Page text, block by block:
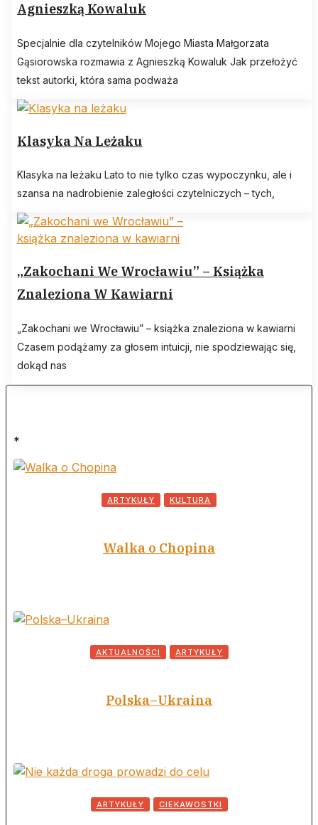
Agnieszką Kowaluk
Specjalnie dla czytelników Mojego Miasta Małgorzata
Gąsiorowska rozmawia z Agnieszką Kowaluk Jak przełożyć
tekst autorki, która sama podważa
Klasyka Na Leżaku
Klasyka na leżaku Lato to nie tylko czas wypoczynku, ale i
szansa na nadrobienie zaległości czytelniczych – tych,
„Zakochani We Wrocławiu” – Książka
Znaleziona W Kawiarni
„Zakochani we Wrocławiu” – książka znaleziona w kawiarni
Czasem podążamy za głosem intuicji, nie spodziewając się,
dokąd nas
*
ARTYKUŁY KULTURA
Walka o Chopina
AKTUALNOŚCI ARTYKUŁY
Polska–Ukraina
ARTYKUŁY CIEKAWOSTKI